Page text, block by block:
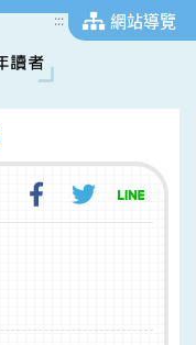
::: 網站導覽